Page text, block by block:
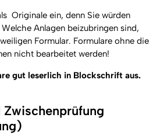
Originale ein, denn Sie würden
Anlagen beizubringen sind,
Formular. Formulare ohne die
nicht bearbeitet werden!
gut leserlich in Blockschrift aus.